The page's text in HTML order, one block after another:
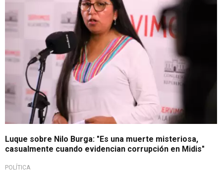
Luque sobre Nilo Burga: "Es una muerte misteriosa,
casualmente cuando evidencian corrupción en Midis"
POLÍTICA